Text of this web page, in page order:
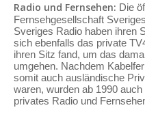
Radio und Fernsehen: Die
Fernsehgesellschaft
Sveriges Radio haben ihren
sich ebenfalls das private
ihren Sitz fand, um das
umgehen. Nachdem
somit auch ausländische
waren, wurden ab 1990
privates Radio und